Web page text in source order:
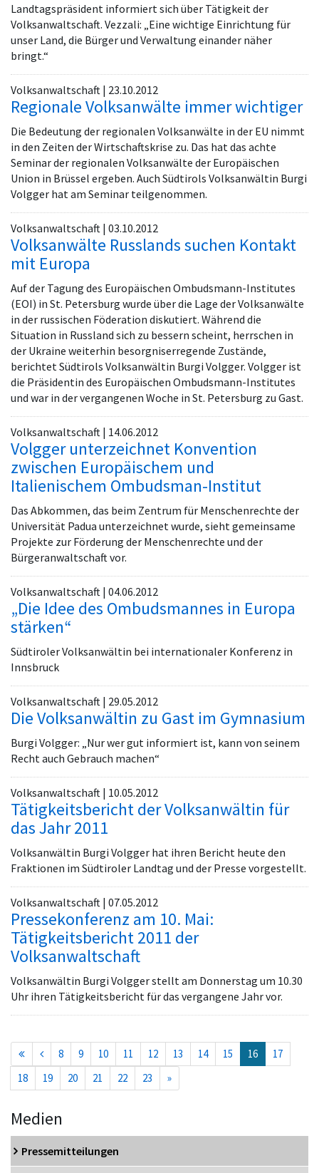
Landtagspräsident informiert sich über Tätigkeit der
Volksanwaltschaft. Vezzali: „Eine wichtige Einrichtung für
unser Land, die Bürger und Verwaltung einander näher
bringt.“
Volksanwaltschaft | 23.10.2012
Regionale Volksanwälte immer wichtiger
Die Bedeutung der regionalen Volksanwälte in der EU nimmt
in den Zeiten der Wirtschaftskrise zu. Das hat das achte
Seminar der regionalen Volksanwälte der Europäischen
Union in Brüssel ergeben. Auch Südtirols Volksanwältin Burgi
Volgger hat am Seminar teilgenommen.
Volksanwaltschaft | 03.10.2012
Volksanwälte Russlands suchen Kontakt
mit Europa
Auf der Tagung des Europäischen Ombudsmann-Institutes
(EOI) in St. Petersburg wurde über die Lage der Volksanwälte
in der russischen Föderation diskutiert. Während die
Situation in Russland sich zu bessern scheint, herrschen in
der Ukraine weiterhin besorgniserregende Zustände,
berichtet Südtirols Volksanwältin Burgi Volgger. Volgger ist
die Präsidentin des Europäischen Ombudsmann-Institutes
und war in der vergangenen Woche in St. Petersburg zu Gast.
Volksanwaltschaft | 14.06.2012
Volgger unterzeichnet Konvention
zwischen Europäischem und
Italienischem Ombudsman-Institut
Das Abkommen, das beim Zentrum für Menschenrechte der
Universität Padua unterzeichnet wurde, sieht gemeinsame
Projekte zur Förderung der Menschenrechte und der
Bürgeranwaltschaft vor.
Volksanwaltschaft | 04.06.2012
„Die Idee des Ombudsmannes in Europa
stärken“
Südtiroler Volksanwältin bei internationaler Konferenz in
Innsbruck
Volksanwaltschaft | 29.05.2012
Die Volksanwältin zu Gast im Gymnasium
Burgi Volgger: „Nur wer gut informiert ist, kann von seinem
Recht auch Gebrauch machen“
Volksanwaltschaft | 10.05.2012
Tätigkeitsbericht der Volksanwältin für
das Jahr 2011
Volksanwältin Burgi Volgger hat ihren Bericht heute den
Fraktionen im Südtiroler Landtag und der Presse vorgestellt.
Volksanwaltschaft | 07.05.2012
Pressekonferenz am 10. Mai:
Tätigkeitsbericht 2011 der
Volksanwaltschaft
Volksanwältin Burgi Volgger stellt am Donnerstag um 10.30
Uhr ihren Tätigkeitsbericht für das vergangene Jahr vor.
8 9 10 11 12 13 14 15 16(current)
17
18
19 20 21 22 23 »
Medien
Pressemitteilungen